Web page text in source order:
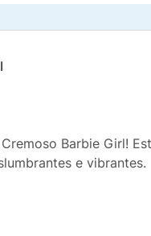
Barbie Girl!
e vibrantes.